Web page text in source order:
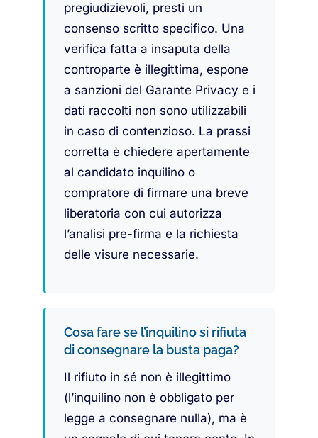
pregiudizievoli, presti un
consenso scritto specifico. Una
verifica fatta a insaputa della
controparte è illegittima, espone
a sanzioni del Garante Privacy e i
dati raccolti non sono utilizzabili
in caso di contenzioso. La prassi
corretta è chiedere apertamente
al candidato inquilino o
compratore di firmare una breve
liberatoria con cui autorizza
l’analisi pre-firma e la richiesta
delle visure necessarie.
Cosa fare se l’inquilino si rifiuta
di consegnare la busta paga?
Il rifiuto in sé non è illegittimo
(l’inquilino non è obbligato per
legge a consegnare nulla), ma è